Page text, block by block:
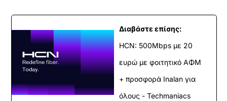
Διαβάστε επίσης:
HCN: 500Mbps με 20
ευρώ με φοιτητικό ΑΦΜ
+ προσφορά Inalan για
όλους - Techmaniacs